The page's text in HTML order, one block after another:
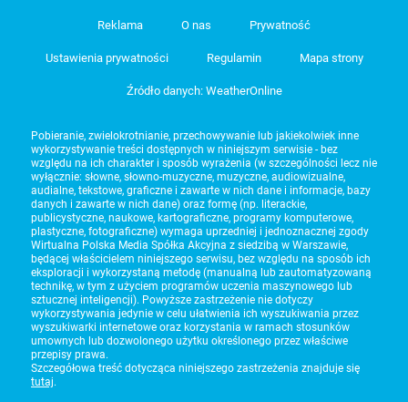
Reklama O nas Prywatność
Ustawienia prywatności Regulamin Mapa strony
Źródło danych: WeatherOnline
Pobieranie, zwielokrotnianie, przechowywanie lub jakiekolwiek inne
wykorzystywanie treści dostępnych w niniejszym serwisie - bez
względu na ich charakter i sposób wyrażenia (w szczególności lecz nie
wyłącznie: słowne, słowno-muzyczne, muzyczne, audiowizualne,
audialne, tekstowe, graficzne i zawarte w nich dane i informacje, bazy
danych i zawarte w nich dane) oraz formę (np. literackie,
publicystyczne, naukowe, kartograficzne, programy komputerowe,
plastyczne, fotograficzne) wymaga uprzedniej i jednoznacznej zgody
Wirtualna Polska Media Spółka Akcyjna z siedzibą w Warszawie,
będącej właścicielem niniejszego serwisu, bez względu na sposób ich
eksploracji i wykorzystaną metodę (manualną lub zautomatyzowaną
technikę, w tym z użyciem programów uczenia maszynowego lub
sztucznej inteligencji). Powyższe zastrzeżenie nie dotyczy
wykorzystywania jedynie w celu ułatwienia ich wyszukiwania przez
wyszukiwarki internetowe oraz korzystania w ramach stosunków
umownych lub dozwolonego użytku określonego przez właściwe
przepisy prawa.
Szczegółowa treść dotycząca niniejszego zastrzeżenia znajduje się
tutaj.